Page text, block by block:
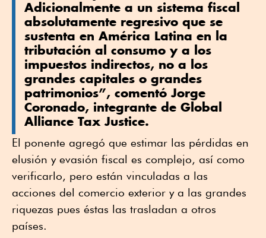
Adicionalmente a un sistema fiscal
absolutamente regresivo que se
sustenta en América Latina en la
tributación al consumo y a los
impuestos indirectos, no a los
grandes capitales o grandes
patrimonios”, comentó Jorge
Coronado, integrante de Global
Alliance Tax Justice.
El ponente agregó que estimar las pérdidas en
elusión y evasión fiscal es complejo, así como
verificarlo, pero están vinculadas a las
acciones del comercio exterior y a las grandes
riquezas pues éstas las trasladan a otros
países.